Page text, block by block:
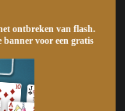
ontbreken van flash.
banner voor een gratis